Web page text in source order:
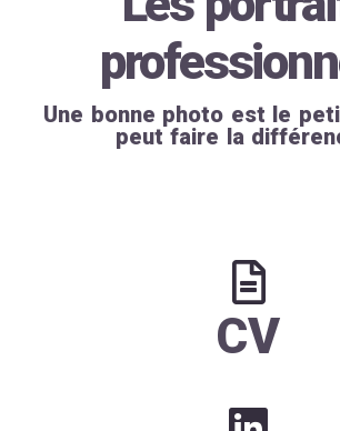
Une bonne photo est le
peut faire la
CV